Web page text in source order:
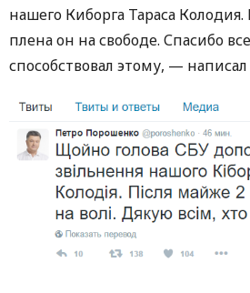
нашего Киборга Тараса
плена он на свободе. Спасибо
способствовал этому, —